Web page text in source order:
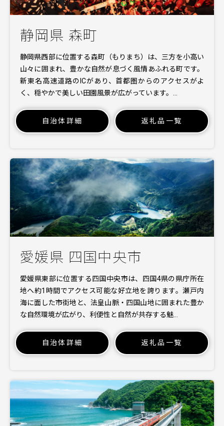
静岡県 森町
静岡県西部に位置する森町（もりまち）は、三方を小高い
山々に囲まれ、豊かな自然が息づく風情あふれる町です。
新東名高速道路のICがあり、首都圏からのアクセスがよ
く、穏やかで美しい田園風景が広がっています。…
自治体詳細 返礼品一覧
愛媛県 四国中央市
愛媛県東部に位置する四国中央市は、四国4県の県庁所在
地へ約1時間でアクセス可能な好立地を誇ります。瀬戸内
海に面した市街地と、法皇山脈・四国山地に囲まれた豊か
な自然環境が広がり、利便性と自然が共存する魅…
自治体詳細 返礼品一覧